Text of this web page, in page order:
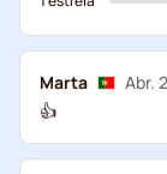
Marta
Abr.
👍